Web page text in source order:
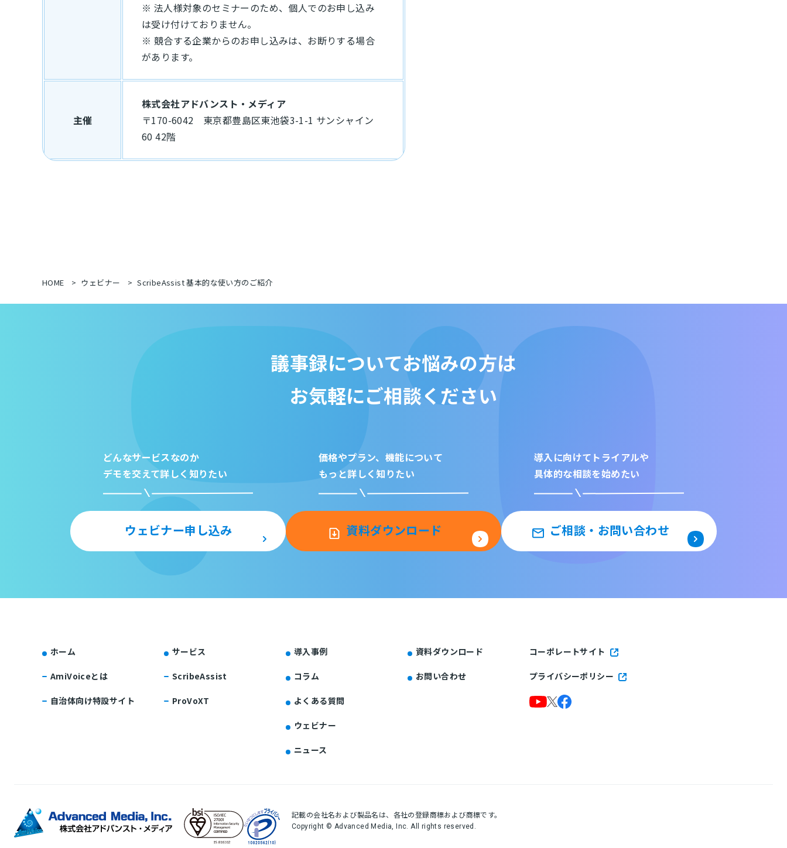
※ 法人様対象のセミナーのため、個人でのお申し込み
は受け付けておりません。
※ 競合する企業からのお申し込みは、お断りする場合
があります。
主催
株式会社アドバンスト・メディア
〒170-6042 東京都豊島区東池袋3-1-1 サンシャイン
60 42階
HOME ウェビナー ScribeAssist 基本的な使い方のご紹介
議事録についてお悩みの方は
お気軽にご相談ください
どんなサービスなのか
デモを交えて詳しく知りたい
ウェビナー申し込み
価格やプラン、機能について
もっと詳しく知りたい
資料ダウンロード
導入に向けてトライアルや
具体的な相談を始めたい
ご相談・お問い合わせ
ホーム
AmiVoiceとは
自治体向け特設サイト
サービス
ScribeAssist
ProVoXT
導入事例
コラム
よくある質問
ウェビナー
ニュース
資料ダウンロード
お問い合わせ
コーポレートサイト
プライバシーポリシー
記載の会社名および製品名は、各社の登録商標および商標です。
Copyright © Advanced Media, Inc. All rights reserved.